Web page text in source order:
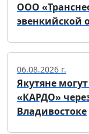
ООО
эвенкийской
06.08.2026 г.
Якутяне
«КАРДО»
Владивостоке